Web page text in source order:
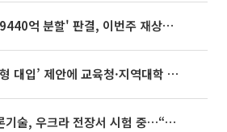
최태원·노소영 '9440억 분할' 판결, 이번주 재상고 여부 주목
’ 제안에 교육청·지역대학 서·논술형 입시 연계 '착수'
우크라 전장서 시험 중…“스타트업 여러 곳 참여”